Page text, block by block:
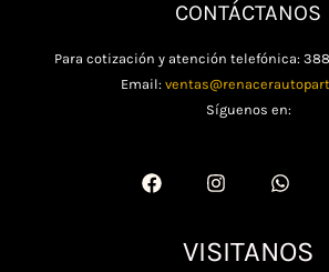
CONTÁCTANOS
Para cotización y atención telefónica:
Email:
Síguenos en:
VISITANOS